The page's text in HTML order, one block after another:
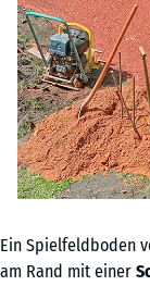
Ein Spielfeldboden
am Rand mit einer